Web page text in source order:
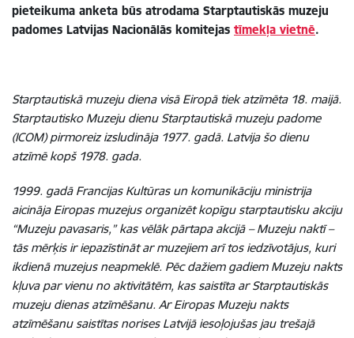
pieteikuma anketa būs atrodama Starptautiskās muzeju
padomes Latvijas Nacionālās komitejas tīmekļa vietnē.
Starptautiskā muzeju diena visā Eiropā tiek atzīmēta 18. maijā.
Starptautisko Muzeju dienu Starptautiskā muzeju padome
(ICOM) pirmoreiz izsludināja 1977. gadā. Latvija šo dienu
atzīmē kopš 1978. gada.
1999. gadā Francijas Kultūras un komunikāciju ministrija
aicināja Eiropas muzejus organizēt kopīgu starptautisku akciju
“Muzeju pavasaris,” kas vēlāk pārtapa akcijā – Muzeju naktī –
tās mērķis ir iepazīstināt ar muzejiem arī tos iedzīvotājus, kuri
ikdienā muzejus neapmeklē. Pēc dažiem gadiem Muzeju nakts
kļuva par vienu no aktivitātēm, kas saistīta ar Starptautiskās
muzeju dienas atzīmēšanu. Ar Eiropas Muzeju nakts
atzīmēšanu saistītas norises Latvijā iesoļojušas jau trešajā